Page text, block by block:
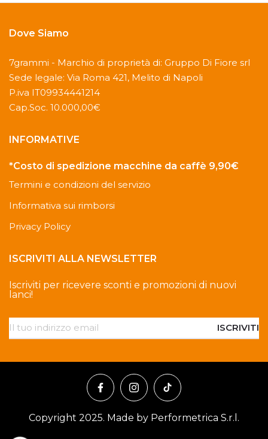
Dove Siamo
7grammi - Marchio di proprietà di: Gruppo Di Fiore srl
Sede legale: Via Roma 421, Melito di Napoli
P.iva IT09934441214
Cap.Soc. 10.000,00€
INFORMATIVE
*Costo di spedizione macchine da caffè 9,90€
Termini e condizioni del servizio
Informativa sui rimborsi
Privacy Policy
ISCRIVITI ALLA NEWSLETTER
Iscriviti per ricevere sconti e promozioni di nuovi
lanci!
ISCRIVITI
Copyright 2025. Made by Performetrica S.r.l.